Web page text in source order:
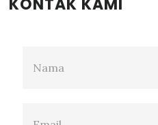
KONTAK KAMI